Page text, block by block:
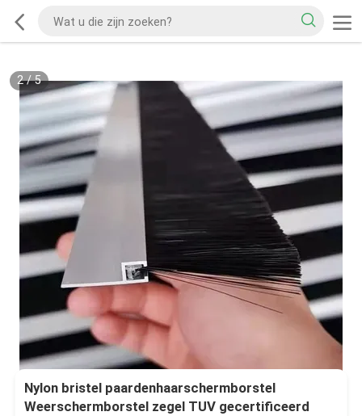
2/5
Nylon bristel paardenhaarschermborstel
Weerschermborstel zegel TUV gecertificeerd